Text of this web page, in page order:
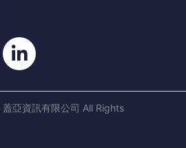
亞資訊有限公司 All Rights